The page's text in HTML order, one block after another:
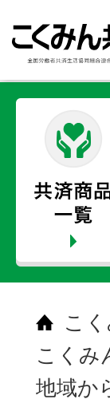
こ
こくみ
地域か